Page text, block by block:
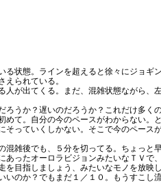
る状態。ラインを超えると徐々にジョギン
えられている。
人が出てくる。まだ、混雑状態ながら、
ろうか？遅いのだろうか？これだけ多く
めて。自分の今のペースがわからない。と
そっていくしかない。そこで今のペース
混雑後でも、５分を切ってる。ちょっと
ったオーロラビジョンみたいなＴＶで、
を目指しましょう、みたいなモノを放映し
いのか？でもまだ１／１０。もうすこし